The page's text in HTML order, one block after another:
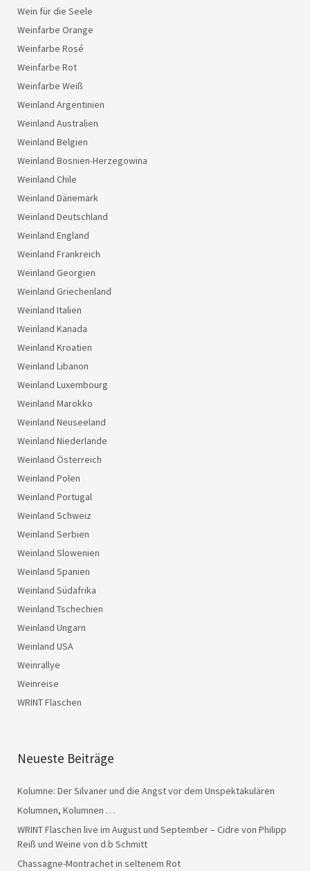
Wein für die Seele
Weinfarbe Orange
Weinfarbe Rosé
Weinfarbe Rot
Weinfarbe Weiß
Weinland Argentinien
Weinland Australien
Weinland Belgien
Weinland Bosnien-Herzegowina
Weinland Chile
Weinland Dänemark
Weinland Deutschland
Weinland England
Weinland Frankreich
Weinland Georgien
Weinland Griechenland
Weinland Italien
Weinland Kanada
Weinland Kroatien
Weinland Libanon
Weinland Luxembourg
Weinland Marokko
Weinland Neuseeland
Weinland Niederlande
Weinland Österreich
Weinland Polen
Weinland Portugal
Weinland Schweiz
Weinland Serbien
Weinland Slowenien
Weinland Spanien
Weinland Südafrika
Weinland Tschechien
Weinland Ungarn
Weinland USA
Weinrallye
Weinreise
WRINT Flaschen
Neueste Beiträge
Kolumne: Der Silvaner und die Angst vor dem Unspektakulären
Kolumnen, Kolumnen …
WRINT Flaschen live im August und September – Cidre von Philipp
Reiß und Weine von d.b Schmitt
Chassagne-Montrachet in seltenem Rot